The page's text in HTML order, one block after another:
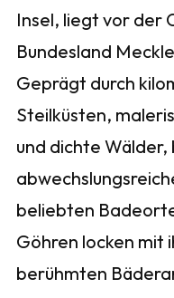
Insel, liegt vor der
Bundesland
Geprägt durch
Steilküsten,
und dichte
beliebten
Göhren locken mit
berühmten